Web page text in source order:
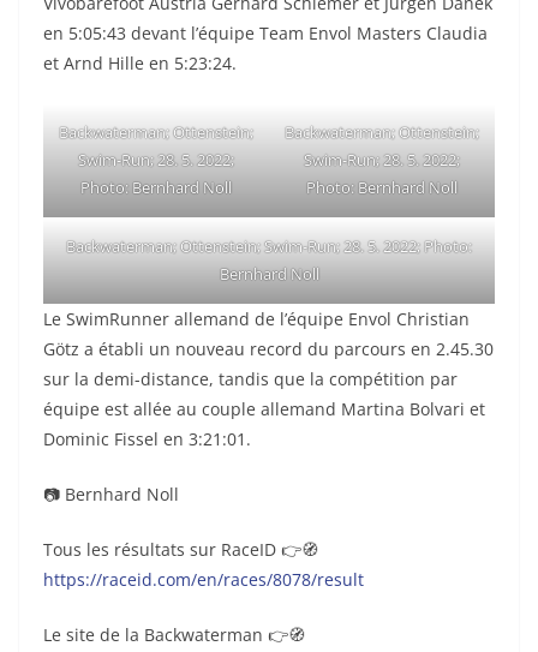
en 5:05:43 devant l’équipe Team Envol Masters Claudia
et Arnd Hille en 5:23:24.
Backwaterman; Ottenstein;
Swim-Run; 28. 5. 2022;
Photo: Bernhard Noll
Backwaterman; Ottenstein;
Swim-Run; 28. 5. 2022;
Photo: Bernhard Noll
Backwaterman; Ottenstein; Swim-Run; 28. 5. 2022; Photo:
Bernhard Noll
Le SwimRunner allemand de l’équipe Envol Christian
Götz a établi un nouveau record du parcours en 2.45.30
sur la demi-distance, tandis que la compétition par
équipe est allée au couple allemand Martina Bolvari et
Dominic Fissel en 3:21:01.
📷 Bernhard Noll
Tous les résultats sur RaceID 👉🧭
https://raceid.com/en/races/8078/result
Le site de la Backwaterman 👉🧭